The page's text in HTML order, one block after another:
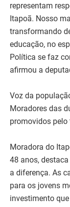
representam
Itapoã. Nosso
transformando
educação, no
Política se faz
afirmou a
Voz da
Moradores das
promovidos
Moradora do
48 anos,
a diferença. As
para os jovens
investimento